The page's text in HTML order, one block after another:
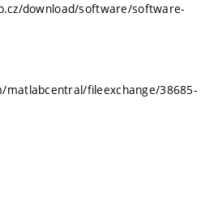
download/software/software-
fileexchange/38685-